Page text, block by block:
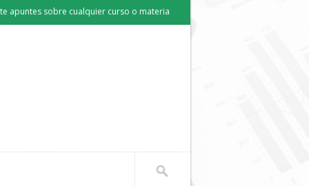
apuntes sobre cualquier curso o materia